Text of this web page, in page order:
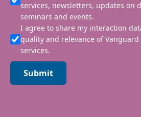
services, newsletters, updates on
seminars and events.
I agree to share my interaction
quality and relevance of
services.
Submit